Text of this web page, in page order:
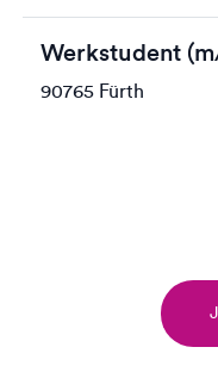
Werkstudent
90765 Fürth